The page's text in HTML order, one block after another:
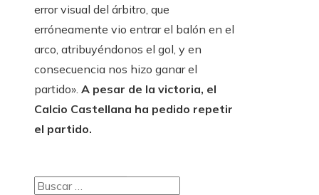
error visual del árbitro, que
erróneamente vio entrar el balón en el
arco, atribuyéndonos el gol, y en
consecuencia nos hizo ganar el
partido». A pesar de la victoria, el
Calcio Castellana ha pedido repetir
el partido.
Buscar: